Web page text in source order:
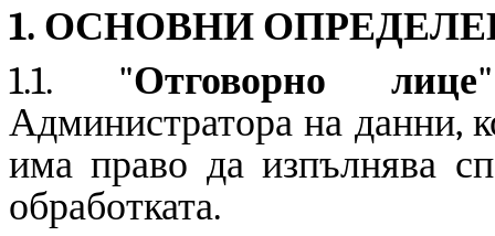
1. ОСНОВНИ
1.1. "Отговорно лице
Администратора на данни,
има право да изпълнява
обработката.